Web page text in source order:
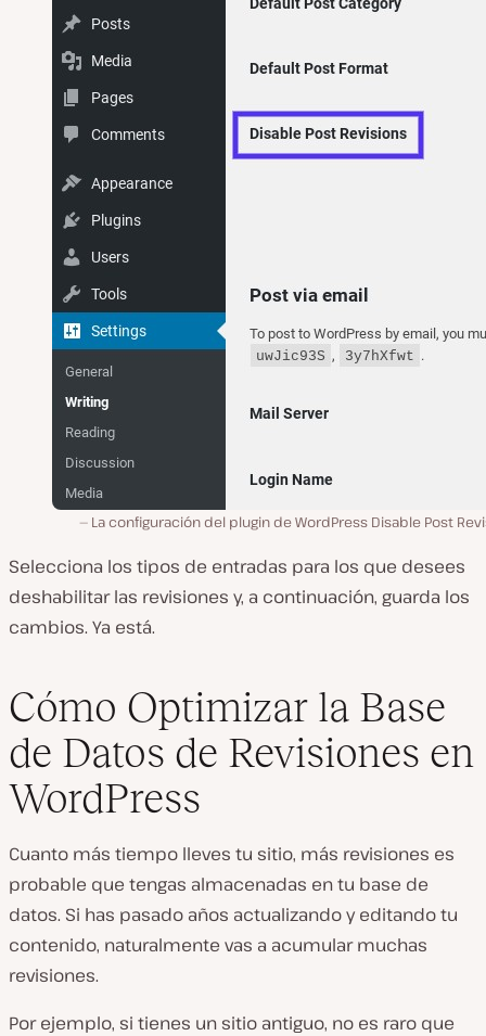
La configuración del plugin de WordPress Disable Post
Selecciona los tipos de entradas para los que desees
deshabilitar las revisiones y, a continuación, guarda los
cambios. Ya está.
Cómo Optimizar la Base
de Datos de Revisiones en
WordPress
Cuanto más tiempo lleves tu sitio, más revisiones es
probable que tengas almacenadas en tu base de
datos. Si has pasado años actualizando y editando tu
contenido, naturalmente vas a acumular muchas
revisiones.
Por ejemplo, si tienes un sitio antiguo, no es raro que